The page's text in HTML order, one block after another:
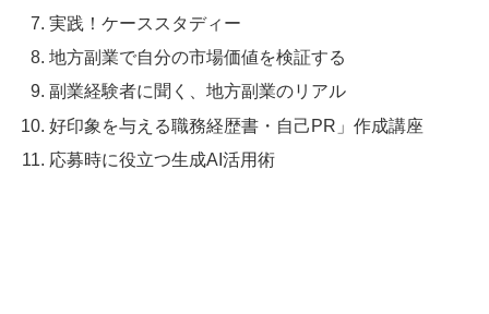
実践！ケーススタディー
地方副業で自分の市場価値を検証する
副業経験者に聞く、地方副業のリアル
好印象を与える職務経歴書・自己PR」作成講座
応募時に役立つ生成AI活用術